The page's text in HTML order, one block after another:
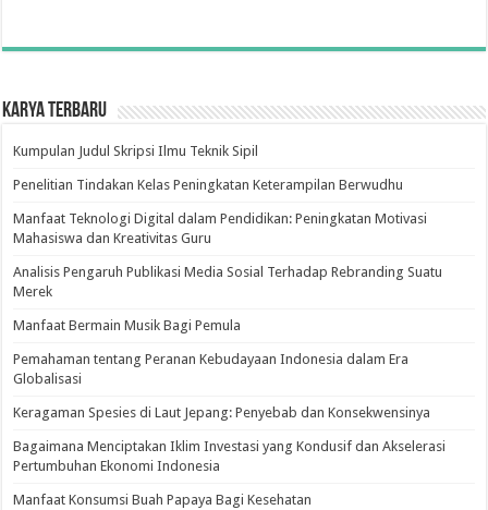
Karya Terbaru
Kumpulan Judul Skripsi Ilmu Teknik Sipil
Penelitian Tindakan Kelas Peningkatan Keterampilan Berwudhu
Manfaat Teknologi Digital dalam Pendidikan: Peningkatan Motivasi
Mahasiswa dan Kreativitas Guru
Analisis Pengaruh Publikasi Media Sosial Terhadap Rebranding Suatu
Merek
Manfaat Bermain Musik Bagi Pemula
Pemahaman tentang Peranan Kebudayaan Indonesia dalam Era
Globalisasi
Keragaman Spesies di Laut Jepang: Penyebab dan Konsekwensinya
Bagaimana Menciptakan Iklim Investasi yang Kondusif dan Akselerasi
Pertumbuhan Ekonomi Indonesia
Manfaat Konsumsi Buah Papaya Bagi Kesehatan